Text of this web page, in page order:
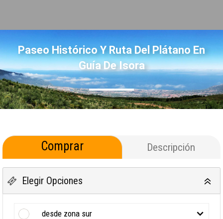
Paseo Histórico Y Ruta Del Plátano En
Guía De Isora
Comprar Descripción
Elegir Opciones
desde zona sur